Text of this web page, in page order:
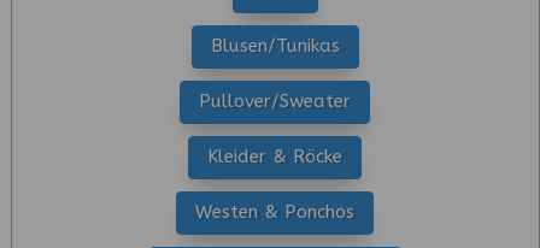
Blusen/Tunikas
Pullover/Sweater
Kleider & Röcke
Westen & Ponchos